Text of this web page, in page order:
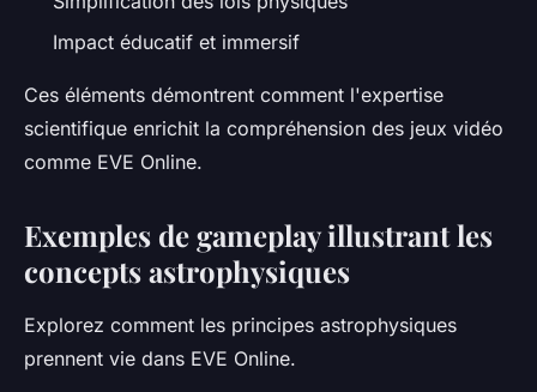
Impact éducatif et immersif
Ces éléments démontrent comment l'expertise
scientifique enrichit la compréhension des jeux vidéo
comme EVE Online.
Exemples de gameplay illustrant les
concepts astrophysiques
Explorez comment les principes astrophysiques
prennent vie dans EVE Online.